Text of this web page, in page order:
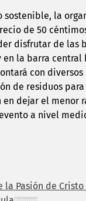
sostenible, la
de 50
disfrutar de las
en la barra
con
de residuos
dejar el menor
a nivel
la Pasión de